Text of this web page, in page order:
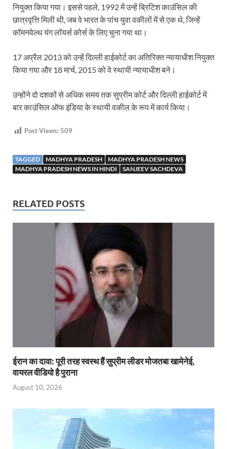
नियुक्त किया गया। इससे पहले, 1992 में उन्हें ब्रिटिश काउंसिल की
छात्रवृत्ति मिली थी, जब वे भारत के पांच युवा वकीलों में से एक थे, जिन्हें
कॉमनवेल्थ यंग लॉयर्स कोर्स के लिए चुना गया था।
17 अप्रैल 2013 को उन्हें दिल्ली हाईकोर्ट का अतिरिक्त न्यायाधीश नियुक्त
किया गया और 18 मार्च, 2015 को वे स्थायी न्यायाधीश बने।
उन्होंने दो दशकों से अधिक समय तक सुप्रीम कोर्ट और दिल्ली हाईकोर्ट में
बार काउंसिल ऑफ इंडिया के स्थायी वकील के रूप में कार्य किया।
Post Views: 509
TAGGED MADHYA PRADESH
MADHYA PRADESH NEWS
MADHYA PRADESH NEWS IN HINDI
SANJEEV SACHDEVA
RELATED POSTS
ईरान का दावा: पूरी तरह स्‍वस्‍थ हैं सुप्रीम लीडर मोजतबा खामेनेई,
वायरल वीड‍ियो है पुराना
August 10, 2026